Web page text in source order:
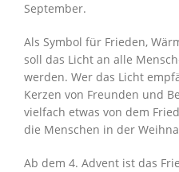
September.
Als Symbol für Frieden,
soll das Licht an alle
werden. Wer das Licht
Kerzen von Freunden und
vielfach etwas von dem
die Menschen in der
Ab dem 4. Advent ist das